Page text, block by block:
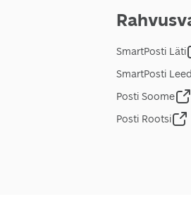
SmartPosti Läti
SmartPosti
Posti Soome
Posti Rootsi